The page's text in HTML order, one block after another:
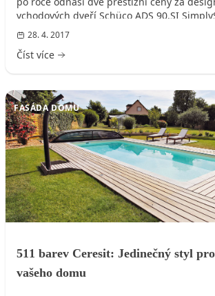
vchodových dveří Schüco ADS 90.SI
Edition získal cenu 2017 iF Design Award a
fasádní systém Schüco FWS 35 PD si
2017 iF Gold Award. Rozhodování nebylo
28. 4. 2017
Číst více
FASÁDA DOMU
511 barev Ceresit: Jedinečný styl
vašeho domu